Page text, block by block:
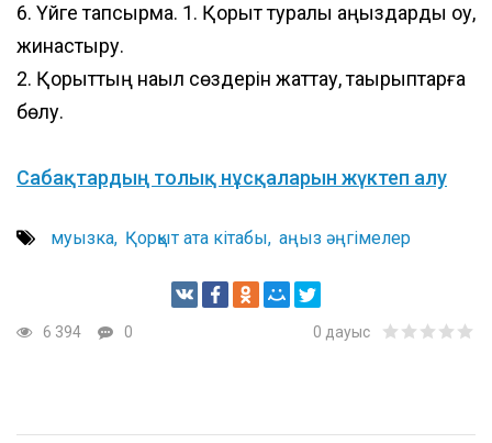
6. Үйге тапсырма. 1. Қорқыт туралы аңыздарды оқу,
жинастыру.
2. Қорқыттың нақыл сөздерін жаттау, тақырыптарға
бөлу.
Сабақтардың толық нұсқаларын жүктеп алу
муызка Қорқыт ата кітабы аңыз әңгімелер
6 394 0 0 дауыс